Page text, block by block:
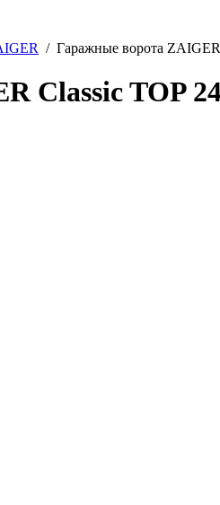
/ Гаражные ворота
Classic TOP